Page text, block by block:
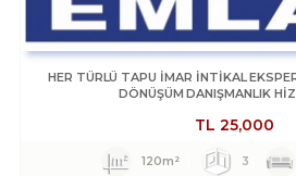
HER TÜRLÜ TAPU İMAR İNTİKAL
DÖNÜŞÜM DANIŞMANLIK
TL 25,000
120m² 3